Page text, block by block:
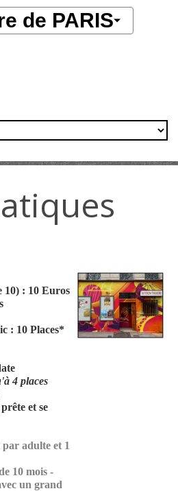
de PARIS
: 10 Euros
: 10 Places*
4 places
et se
adulte et 1
10 mois -
un grand